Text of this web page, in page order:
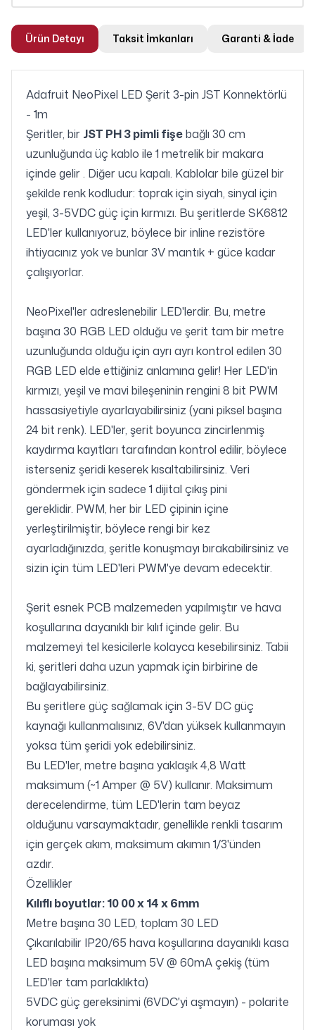
Ürün Detayı Taksit İmkanları Garanti & İade
Adafruit NeoPixel LED Şerit 3-pin JST Konnektörlü
- 1m
Şeritler, bir JST PH 3 pimli fişebağlı 30 cm
uzunluğunda üç kablo ile 1 metrelik bir makara
içinde gelir. Diğer ucu kapalı. Kablolar bile güzel bir
şekilde renk kodludur: toprak için siyah, sinyal için
yeşil, 3-5VDC güç için kırmızı. Bu şeritlerde SK6812
LED'ler kullanıyoruz, böylece bir inline rezistöre
ihtiyacınız yok ve bunlar 3V mantık + güce kadar
çalışıyorlar.
NeoPixel'ler adreslenebilir LED'lerdir. Bu, metre
başına 30 RGB LED olduğu ve şerit tam bir metre
uzunluğunda olduğu için ayrı ayrı kontrol edilen 30
RGB LED elde ettiğiniz anlamına gelir! Her LED'in
kırmızı, yeşil ve mavi bileşeninin rengini 8 bit PWM
hassasiyetiyle ayarlayabilirsiniz (yani piksel başına
24 bit renk). LED'ler, şerit boyunca zincirlenmiş
kaydırma kayıtları tarafından kontrol edilir, böylece
isterseniz şeridi keserek kısaltabilirsiniz. Veri
göndermek için sadece 1 dijital çıkış pini
gereklidir. PWM, her bir LED çipinin içine
yerleştirilmiştir, böylece rengi bir kez
ayarladığınızda, şeritle konuşmayı bırakabilirsiniz ve
sizin için tüm LED'leri PWM'ye devam edecektir.
Şerit esnek PCB malzemeden yapılmıştır ve hava
koşullarına dayanıklı bir kılıf içinde gelir. Bu
malzemeyi tel kesicilerle kolayca kesebilirsiniz. Tabii
ki, şeritleri daha uzun yapmak için birbirine de
bağlayabilirsiniz.
Bu şeritlere güç sağlamak için 3-5V DC güç
kaynağı kullanmalısınız, 6V'dan yüksek kullanmayın
yoksa tüm şeridi yok edebilirsiniz.
Bu LED'ler, metre başına yaklaşık 4,8 Watt
maksimum (~1 Amper @ 5V) kullanır. Maksimum
derecelendirme, tüm LED'lerin tam beyaz
olduğunu varsaymaktadır, genellikle renkli tasarım
için gerçek akım, maksimum akımın 1/3'ünden
azdır.
Özellikler
Kılıflı boyutlar: 1000 x 14 x 6mm
Metre başına 30 LED, toplam 30 LED
Çıkarılabilir IP20/65 hava koşullarına dayanıklı kasa
LED başına maksimum 5V @ 60mA çekiş (tüm
LED'ler tam parlaklıkta)
5VDC güç gereksinimi (6VDC'yi aşmayın) - polarite
koruması yok